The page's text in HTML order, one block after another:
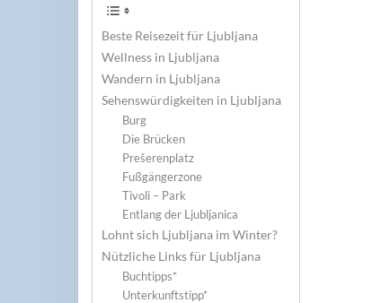
Beste Reisezeit für Ljubljana
Wellness in Ljubljana
Wandern in Ljubljana
Sehenswürdigkeiten in Ljubljana
Burg
Die Brücken
Prešerenplatz
Fußgängerzone
Tivoli – Park
Entlang der Ljubljanica
Lohnt sich Ljubljana im Winter?
Nützliche Links für Ljubljana
Buchtipps*
Unterkunftstipp*